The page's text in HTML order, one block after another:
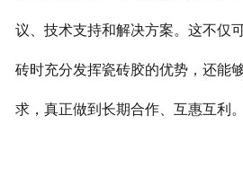
议、技术支持和解决方案。这不仅
砖时充分发挥瓷砖胶的优势，还能
求，真正做到长期合作、互惠互利。